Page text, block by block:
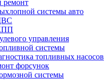
ремонт
системы авто
управления
системы
топливных насосов
форсунок
системы